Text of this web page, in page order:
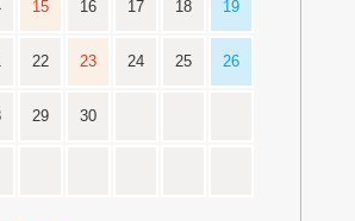
15 16 17 18 19
22 23 24 25 26
29 30